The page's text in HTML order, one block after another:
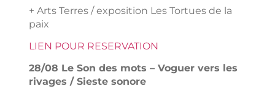
+ Arts Terres / exposition Les Tortues de la
paix
LIEN POUR RESERVATION
28/08 Le Son des mots – Voguer vers les
rivages / Sieste sonore